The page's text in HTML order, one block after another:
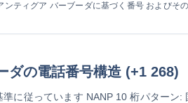
ンティグア バーブーダに基づく番号 およびそ
ダの電話番号構造 (+1 268)
準に従っています NANP 10 桁パターン: